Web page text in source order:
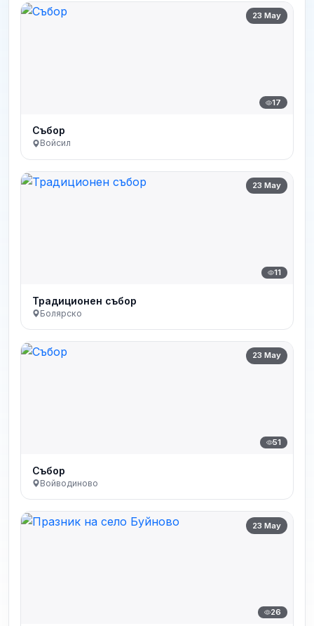
23 May
17
Събор
Войсил
23 May
11
Традиционен събор
Болярско
23 May
51
Събор
Войводиново
23 May
26